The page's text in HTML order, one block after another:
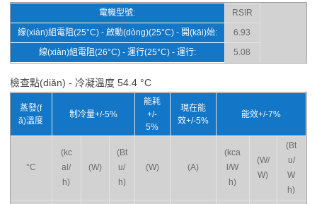
電機型號:
RSIR
線(xiàn)組電阻(25°C) - 啟動(dòng)(25°C) - 開(kāi)始:
6.93
線(xiàn)組電阻(26°C) - 運行(25°C) - 運行:
5.08
檢查點(diǎn) - 冷凝溫度 54.4 °C
蒸發(f
ā)溫度
制冷量+/-5%
能耗
+/-
5%
現在能
效+/-5%
能效+/-7%
°C
(kc
al/
h)
(W)
(Bt
u/
h)
(W) (A)
(kca
l/W
h)
(W/
W)
(Bt
u/
W
h)